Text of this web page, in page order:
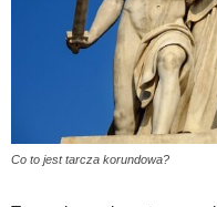
Co to jest tarcza korundowa?